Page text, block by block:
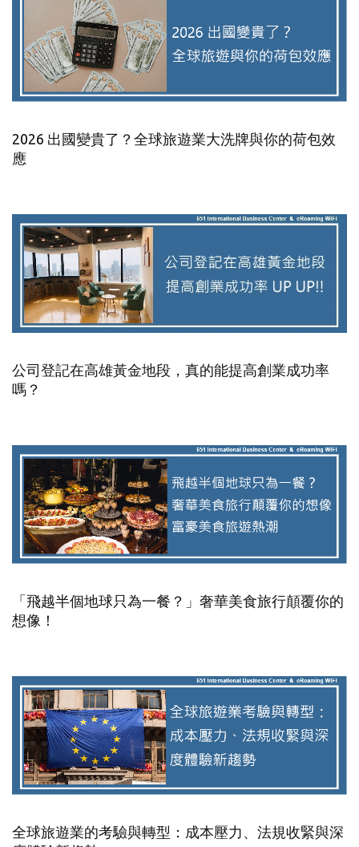
2026 出國變貴了？全球旅遊業大洗牌與你的荷包效
應
公司登記在高雄黃金地段，真的能提高創業成功率
嗎？
「飛越半個地球只為一餐？」奢華美食旅行顛覆你的
想像！
全球旅遊業的考驗與轉型：成本壓力、法規收緊與深